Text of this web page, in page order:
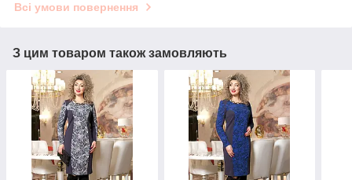
Всі умови повернення
З цим товаром також замовляють